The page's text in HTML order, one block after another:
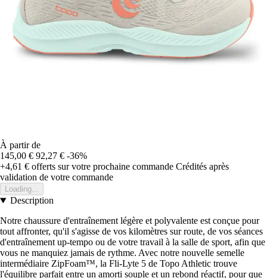
À partir de
145,00 € 92,27 € -36%
+4,61 € offerts sur votre prochaine commande Crédités après
validation de votre commande
Loading...
Description
Notre chaussure d'entraînement légère et polyvalente est conçue pour
tout affronter, qu'il s'agisse de vos kilomètres sur route, de vos séances
d'entraînement up-tempo ou de votre travail à la salle de sport, afin que
vous ne manquiez jamais de rythme. Avec notre nouvelle semelle
intermédiaire ZipFoam™, la Fli-Lyte 5 de Topo Athletic trouve
l'équilibre parfait entre un amorti souple et un rebond réactif, pour que